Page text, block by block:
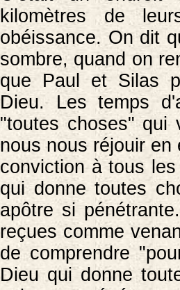
kilomètres de
obéissance. On dit
sombre, quand on
que Paul et Silas
Dieu. Les temps
"toutes choses" qui
nous nous réjouir
conviction à tous
qui donne toutes
apôtre si
reçues comme
de comprendre
Dieu qui donne